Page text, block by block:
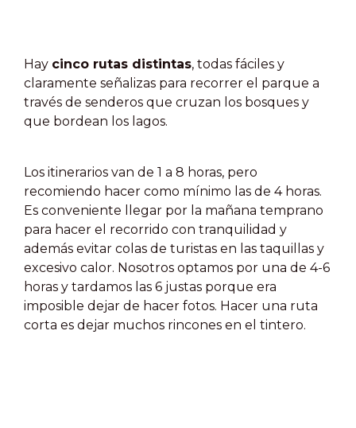
Hay cinco rutas distintas, todas fáciles y
claramente señalizas para recorrer el parque a
través de senderos que cruzan los bosques y
que bordean los lagos.
Los itinerarios van de 1 a 8 horas, pero
recomiendo hacer como mínimo las de 4 horas.
Es conveniente llegar por la mañana temprano
para hacer el recorrido con tranquilidad y
además evitar colas de turistas en las taquillas y
excesivo calor. Nosotros optamos por una de 4-6
horas y tardamos las 6 justas porque era
imposible dejar de hacer fotos. Hacer una ruta
corta es dejar muchos rincones en el tintero.